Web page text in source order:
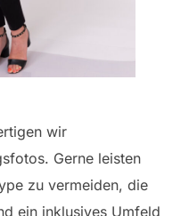
wir
Gerne leisten
zu vermeiden, die
ein inklusives Umfeld